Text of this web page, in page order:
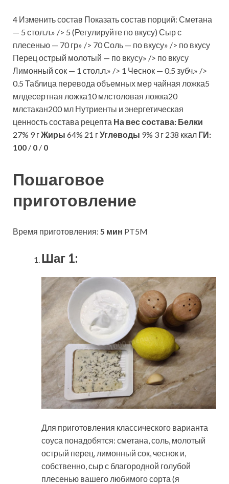
4 Изменить состав Показать состав порций: Сметана
— 5 стол.л.» /> 5 (Регулируйте по вкусу) Сыр с
плесенью — 70 гр» /> 70 Соль — по вкусу» /> по вкусу
Перец острый молотый — по вкусу» /> по вкусу
Лимонный сок — 1 стол.л.» /> 1 Чеснок — 0.5 зубч.» />
0.5 Таблица перевода объемных мер чайная ложка5
млдесертная ложка10 млстоловая ложка20
млстакан200 мл Нутриенты и энергетическая
ценность состава рецепта На вес состава: Белки
27% 9 гЖиры 64% 21 гУглеводы 9% 3 г 238 ккал ГИ:
100 / 0 / 0
Пошаговое
приготовление
Время приготовления: 5 мин PT5M
Шаг 1:
Для приготовления классического варианта
соуса понадобятся: сметана, соль, молотый
острый перец, лимонный сок, чеснок и,
собственно, сыр с благородной голубой
плесенью вашего любимого сорта (я